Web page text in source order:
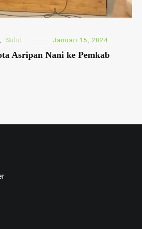
Sulut Januari 15, 2024
Asripan Nani ke Pemkab